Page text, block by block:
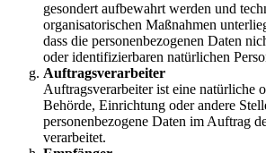
gesondert aufbewahrt werden und
organisatorischen Maßnahmen
dass die personenbezogenen Daten
oder identifizierbaren natürlichen
Auftragsverarbeiter
Auftragsverarbeiter ist eine natürliche
Behörde, Einrichtung oder andere
personenbezogene Daten im Auftrag
verarbeitet.